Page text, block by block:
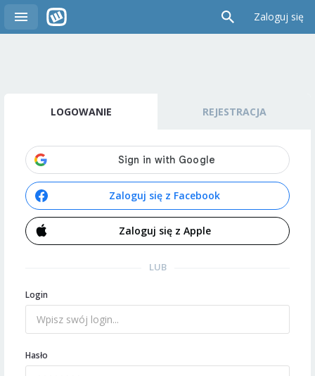
Zaloguj się
LOGOWANIE REJESTRACJA
Zaloguj się z Facebook
Zaloguj się z Apple
LUB
Login
Hasło